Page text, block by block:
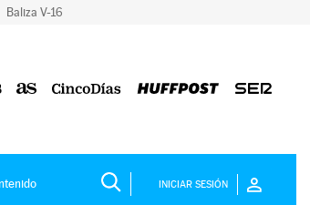
Baliza V-16
INICIAR SESIÓN